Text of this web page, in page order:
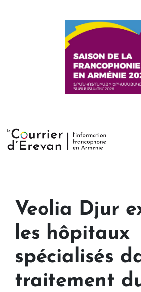
Veolia Djur
les hôpitaux
spécialisés
traitement